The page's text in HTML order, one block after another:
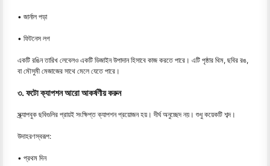
• জার্নাল পড়া
• ফিটনেস লগ
একটি রঙিন তারিখ লেবেলও একটি ডিজাইন উপাদান হিসাবে কাজ করতে পারে। এটি পৃষ্ঠার থিম, ছবির রঙ,
বা মৌসুমী মেজাজের সাথে মেলে যেতে পারে।
৩. ফটো ক্যাপশন আরো আকর্ষণীয় করুন
স্ক্র্যাপবুক ছবিগুলির প্রায়ই সংক্ষিপ্ত ক্যাপশন প্রয়োজন হয়। দীর্ঘ অনুচ্ছেদ নয়। শুধু কয়েকটি শব্দ।
উদাহরণস্বরূপ:
• প্রথম দিন